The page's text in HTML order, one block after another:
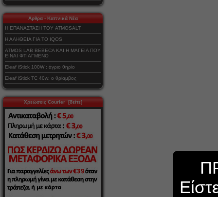
Αρθρα - Καπνικά Νέα
Η ΕΠΑΝΑΣΤΑΣΗ ΤΟΥ ATMOSALT
Η ΑΛΗΘΕΙΑ ΓΙΑ ΤΟ IQOS
ATMOS LAB BEBECA ΚΑΙ Η ΜΑΓΕΙΑ ΠΟΥ
ΕΙΝΑΙ ΦΤΙΑΓΜΕΝΟ
Eleaf iStick 100W : άγριο θηρίο
Eleaf iStick TC 40w: ο θρίαμβος
Χρεώσεις Courier [δείτε]